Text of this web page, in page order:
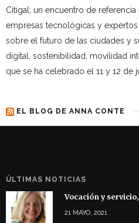
Citigal; un encuentro de referencia
empresas tecnológicas y
sobre el futuro de las ciudades y
digital, sostenibilidad, movilidad
que se ha celebrado el 11 y 12 de
EL BLOG DE ANNA CONTE
ÚLTIMAS NOTICIAS
Vocación y
21 MAYO, 2021